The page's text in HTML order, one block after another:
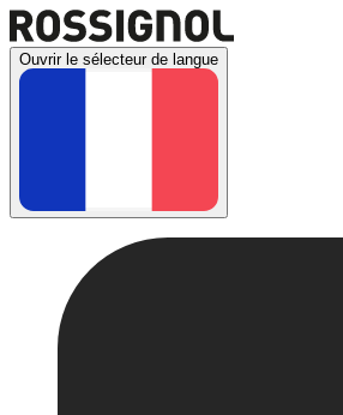
Ouvrir le sélecteur de langue